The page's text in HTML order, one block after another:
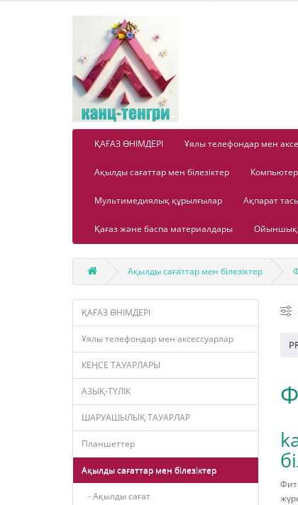
ҚАҒАЗ ӨНІМДЕРІ Ұялы телефондар мен
Ақылды сағаттар мен білезіктер
Мультимедиялық құрылғылар Ақпарат
Қағаз және баспа материалдары
Ақылды сағаттар мен білезіктер
ҚАҒАЗ ӨНІМДЕРІ
Ұялы телефондар мен аксессуарлар
КЕҢСЕ ТАУАРЛАРЫ
АЗЫҚ-ТҮЛІК
ШАРУАШЫЛЫҚ ТАУАРЛАР
Планшеттер
Ақылды сағаттар мен білезіктер
- Ақылды сағат